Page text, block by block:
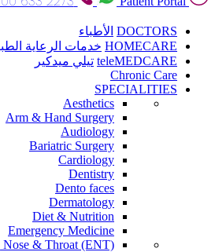
DOCTORS الأطباء
HOMECARE خدمات الرعاية
teleMEDCARE تيلي ميدكير
Chronic Care
SPECIALITIES
Aesthetics
Arm & Hand Surgery
Audiology
Bariatric Surgery
Cardiology
Dentistry
Dento faces
Dermatology
Diet & Nutrition
Emergency Medicine
Nose & Throat (ENT)